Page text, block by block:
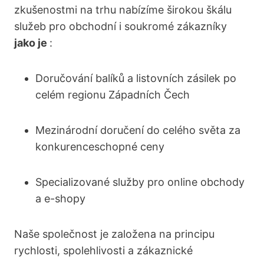
zkušenostmi na trhu nabízíme širokou škálu
služeb pro obchodní i soukromé zákazníky
jako je :
Doručování balíků a listovních zásilek po
celém regionu Západních Čech
Mezinárodní doručení do celého světa za
konkurenceschopné ceny
Specializované služby pro online obchody
a e-shopy
Naše společnost je založena na principu
rychlosti, spolehlivosti a zákaznické